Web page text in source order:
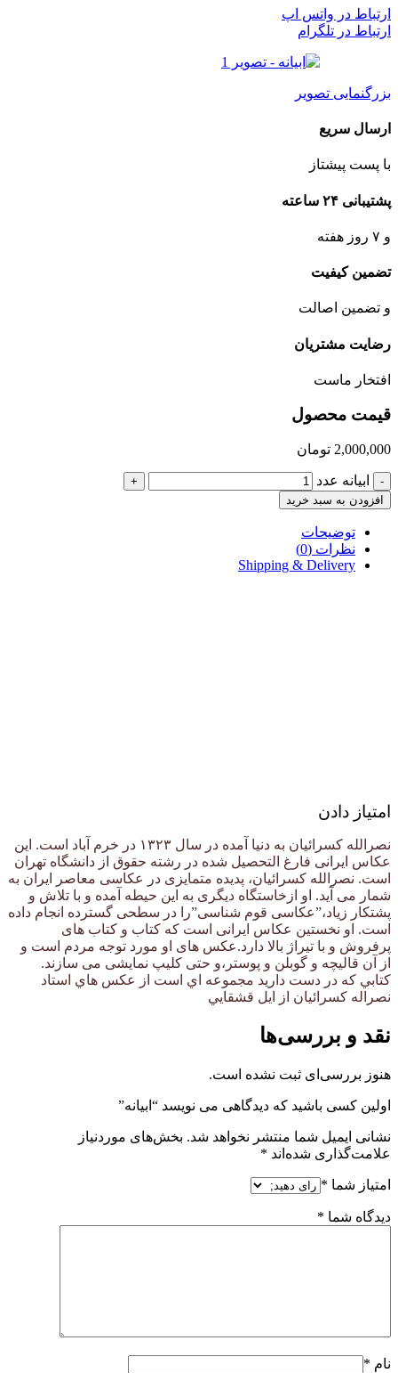
ارتباط در واتس اپ
ارتباط در تلگرام
بزرگنمایی تصویر
ارسال سریع
با پست پیشتاز
پشتیبانی ۲۴ ساعته
و ۷ روز هفته
تضمین کیفیت
و تضمین اصالت
رضایت مشتریان
افتخار ماست
قیمت محصول
2,000,000 تومان
- ابیانه عدد
+
افزودن به سبد خرید
توضیحات
نظرات (0)
Shipping & Delivery
امتیاز دادن
نصرالله کسرائیان به دنیا آمده در سال ۱۳۲۳ در خرم آباد است. این
عکاس ایرانی فارغ التحصیل شده در رشته حقوق از دانشگاه تهران
است. نصرالله کسرائیان، پدیده متمایزی در عکاسی معاصر ایران به
شمار می آید. او ازخاستگاه دیگری به این حیطه آمده و با تلاش و
پشتکار زیاد،”عکاسی قوم شناسی”را در سطحی گسترده انجام داده
است. او نخستین عکاس ایرانی است که کتاب و کتاب های
پرفروش و با تیراژ بالا دارد.عکس های او مورد توجه مردم است و
از آن قالیچه و گوبلن و پوستر،و حتی کلیپ نمایشی می سازند.
كتابي كه در دست داريد مجموعه اي است از عكس هاي استاد
نصراله كسرائيان از ايل قشقايي
نقد و بررسی‌ها
هنوز بررسی‌ای ثبت نشده است.
اولین کسی باشید که دیدگاهی می نویسد “ابیانه”
نشانی ایمیل شما منتشر نخواهد شد. بخش‌های موردنیاز
علامت‌گذاری شده‌اند *
امتیاز شما *
دیدگاه شما *
نام *